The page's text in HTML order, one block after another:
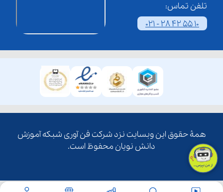
تلفن تماس:
021 - 28 42 55 10
همۀ حقوق این وبسایت نزد شرکت فن آوری شبکه آموزش
دانش نویان محفوظ است.